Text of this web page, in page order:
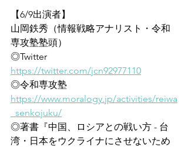
【6/9出演者】
山岡鉄秀（情報戦略アナリスト・令和
専攻塾塾頭）
◎Twitter
https://twitter.com/jcn92977110
◎令和専攻塾
https://www.moralogy.jp/activities/reiwa
_senkojuku/
◎著書『中国、ロシアとの戦い方 - 台
湾・日本をウクライナにさせないため